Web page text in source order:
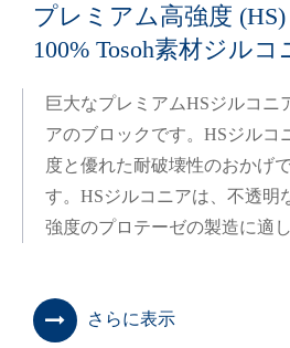
プレミアム高強度 (HS)
100% Tosoh素材ジル
巨大なプレミアムHSジルコニ
アのブロックです。HSジルコ
度と優れた耐破壊性のおかげ
す。HSジルコニアは、不透明
強度のプロテーゼの製造に適
さらに表示